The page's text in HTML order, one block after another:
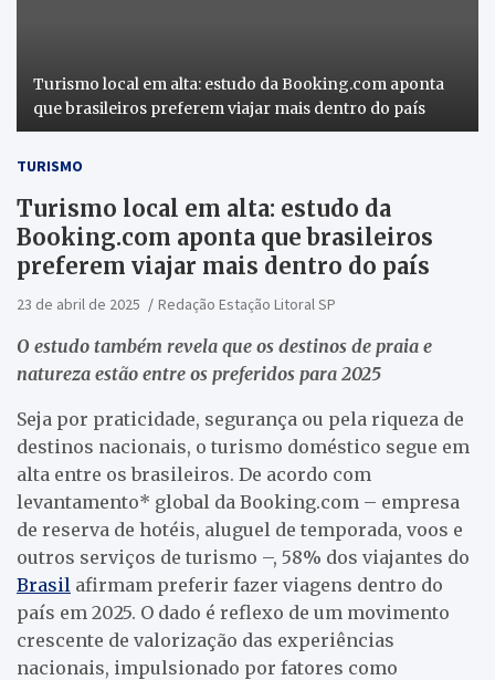
Turismo local em alta: estudo da Booking.com aponta
que brasileiros preferem viajar mais dentro do país
TURISMO
Turismo local em alta: estudo da
Booking.com aponta que brasileiros
preferem viajar mais dentro do país
23 de abril de 2025 Redação Estação Litoral SP
O estudo também revela que os destinos de praia e
natureza estão entre os preferidos para 2025
Seja por praticidade, segurança ou pela riqueza de
destinos nacionais, o turismo doméstico segue em
alta entre os brasileiros. De acordo com
levantamento* global da Booking.com – empresa
de reserva de hotéis, aluguel de temporada, voos e
outros serviços de turismo –, 58% dos viajantes do
Brasil afirmam preferir fazer viagens dentro do
país em 2025. O dado é reflexo de um movimento
crescente de valorização das experiências
nacionais, impulsionado por fatores como